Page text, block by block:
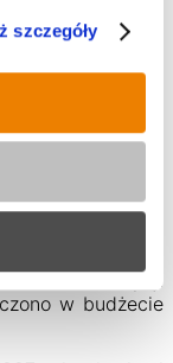
szczegółya każde z
– balkon.
się
Bankowej. W
dwa budynki
Wykonano też
Koszt
ponad 11 mln zł
Gospodarstwa
przeszło
Inwestycji
w budżecie